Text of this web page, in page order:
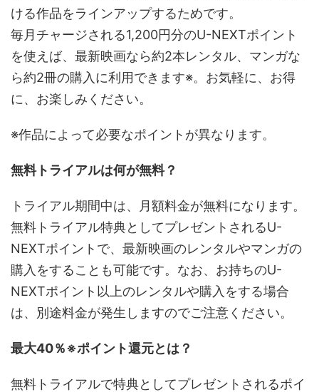
ける作品をラインアップするためです。
毎月チャージされる1,200円分のU-NEXTポイント
を使えば、最新映画なら約2本レンタル、マンガな
ら約2冊の購入に利用できます※。お気軽に、お得
に、お楽しみください。
※作品によって必要なポイントが異なります。
無料トライアルは何が無料？
トライアル期間中は、月額料金が無料になります。
無料トライアル特典としてプレゼントされるU-
NEXTポイントで、最新映画のレンタルやマンガの
購入をすることも可能です。なお、お持ちのU-
NEXTポイント以上のレンタルや購入をする場合
は、別途料金が発生しますのでご注意ください。
最大40％※ポイント還元とは？
無料トライアルで特典としてプレゼントされるポイ